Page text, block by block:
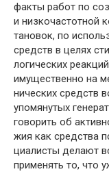
факты работ по
и низкочастотной
тановок, по
средств в целях
логических
имущественно на
нических средств
упомянутых
говорить об
жия как средства
циалисты делают
при­менять то, что